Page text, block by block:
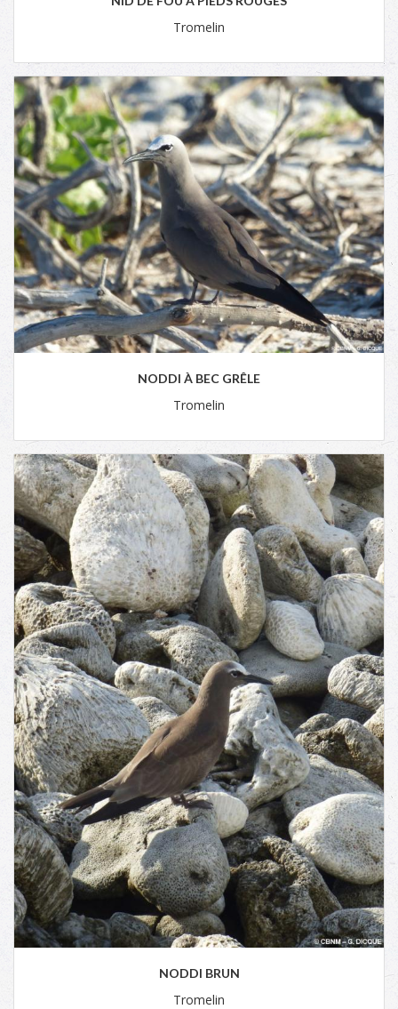
Tromelin
NODDI À BEC GRÊLE
Tromelin
NODDI BRUN
Tromelin